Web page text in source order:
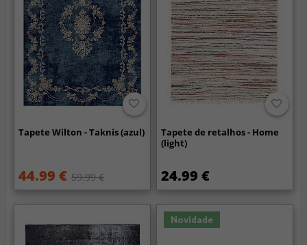
Tapete Wilton - Taknis (azul)
44.99 € 59.99 €
Tapete de retalhos - Home
(light)
24.99 €
Novidade